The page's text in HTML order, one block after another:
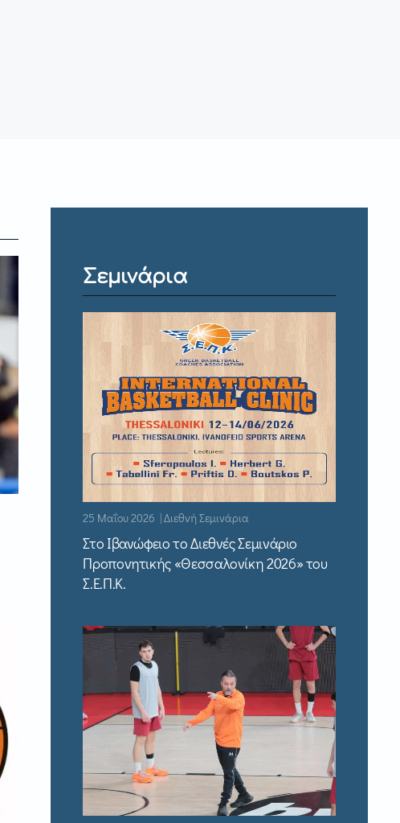
Σεμινάρια
25 Μαΐου 2026 | Διεθνή Σεμινάρια
Στο Ιβανώφειο το Διεθνές Σεμινάριο
Προπονητικής «Θεσσαλονίκη 2026» του
Σ.Ε.Π.Κ.